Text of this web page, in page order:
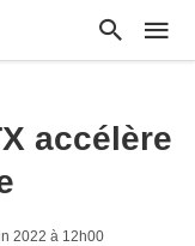
accélère
2022 à 12h00